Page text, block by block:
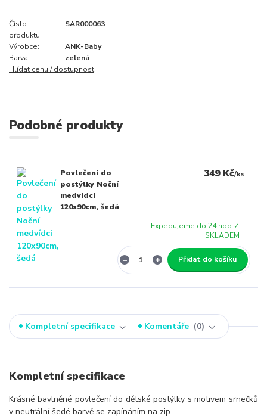
Číslo
produktu:
SAR000063
Výrobce:
ANK-Baby
Barva:
zelená
Hlídat cenu / dostupnost
Podobné produkty
Povlečení do
postýlky Noční
medvídci
120x90cm, šedá
349 Kč/ks
Expedujeme do 24 hod ✓
SKLADEM
Přidat do košíku
Kompletní specifikace Komentáře 0
Kompletní specifikace
Krásné bavlněné povlečení do dětské postýlky s motivem srnečků
v neutrální šedé barvě se zapínáním na zip.